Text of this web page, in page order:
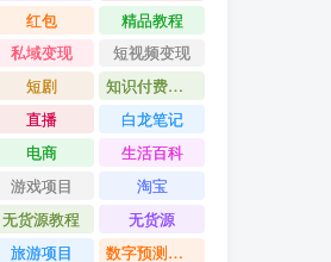
红包
精品教程
私域变现
短视频变现
短剧
知识付费项目
直播
白龙笔记
电商
生活百科
游戏项目
淘宝
无货源教程
无货源
旅游项目 数字预测大师